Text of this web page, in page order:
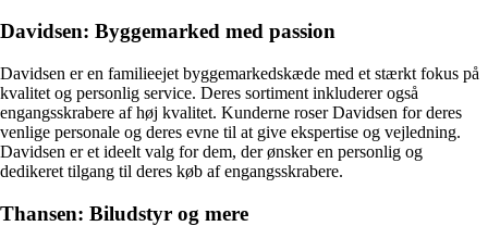
Davidsen: Byggemarked med passion
Davidsen er en familieejet byggemarkedskæde med et stærkt fokus på
kvalitet og personlig service. Deres sortiment inkluderer også
engangsskrabere af høj kvalitet. Kunderne roser Davidsen for deres
venlige personale og deres evne til at give ekspertise og vejledning.
Davidsen er et ideelt valg for dem, der ønsker en personlig og
dedikeret tilgang til deres køb af engangsskrabere.
Thansen: Biludstyr og mere